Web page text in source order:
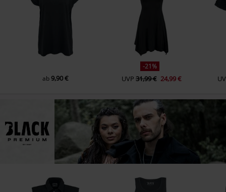
ab 9,90 €
-21%
UVP 31,99 € 24,99 €